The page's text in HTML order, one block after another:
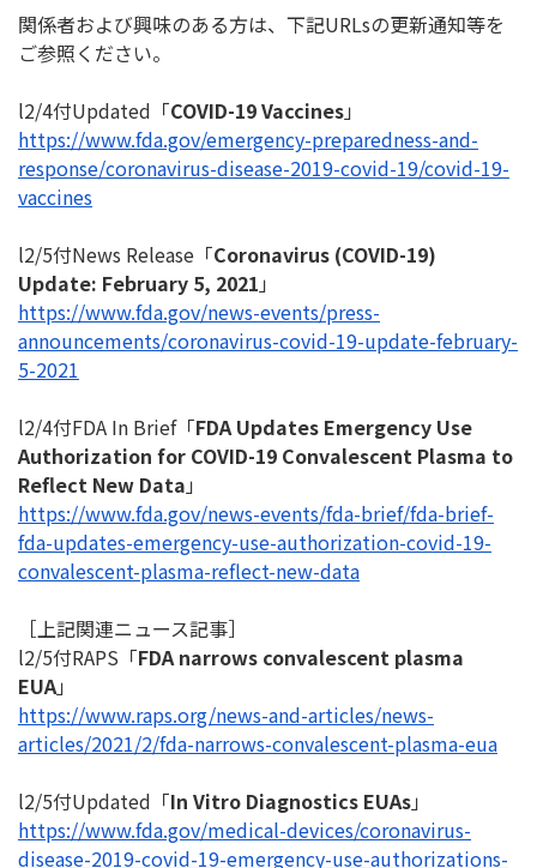
関係者および興味のある方は、下記URLsの更新通知等を
ご参照ください。
l2/4付Updated「COVID-19 Vaccines」
https://www.fda.gov/emergency-preparedness-and-
response/coronavirus-disease-2019-covid-19/covid-19-
vaccines
l2/5付News Release「Coronavirus (COVID-19)
Update: February 5, 2021 」
https://www.fda.gov/news-events/press-
announcements/coronavirus-covid-19-update-february-
5-2021
l2/4付FDA In Brief「FDA Updates Emergency Use
Authorization for COVID-19 Convalescent Plasma to
Reflect New Data 」
https://www.fda.gov/news-events/fda-brief/fda-brief-
fda-updates-emergency-use-authorization-covid-19-
convalescent-plasma-reflect-new-data
［上記関連ニュース記事］
l2/5付RAPS「FDA narrows convalescent plasma
EUA」
https://www.raps.org/news-and-articles/news-
articles/2021/2/fda-narrows-convalescent-plasma-eua
l2/5付Updated「In Vitro Diagnostics EUAs」
https://www.fda.gov/medical-devices/coronavirus-
disease-2019-covid-19-emergency-use-authorizations-